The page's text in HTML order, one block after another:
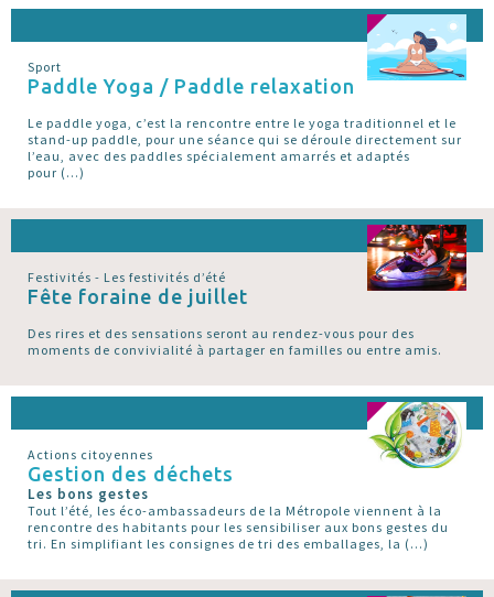
Sport
Paddle Yoga / Paddle relaxation
Le paddle yoga, c’est la rencontre entre le yoga traditionnel et le
stand-up paddle, pour une séance qui se déroule directement sur
l’eau, avec des paddles spécialement amarrés et adaptés
pour (…)
Festivités - Les festivités d’été
Fête foraine de juillet
Des rires et des sensations seront au rendez-vous pour des
moments de convivialité à partager en familles ou entre amis.
Actions citoyennes
Gestion des déchets
Les bons gestes
Tout l’été, les éco-ambassadeurs de la Métropole viennent à la
rencontre des habitants pour les sensibiliser aux bons gestes du
tri. En simplifiant les consignes de tri des emballages, la (…)